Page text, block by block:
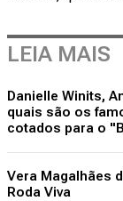
LEIA MAIS
Danielle Winits,
quais são os
cotados para o
Vera Magalhães
Roda Viva